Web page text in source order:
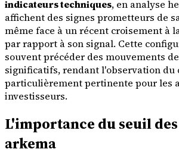
indicateurs techniques, en analyse
affichent des signes prometteurs de
même face à un récent croisement à
par rapport à son signal. Cette
souvent précéder des mouvements
significatifs, rendant l'observation du
particulièrement pertinente pour les
investisseurs.
L'importance du seuil
arkema